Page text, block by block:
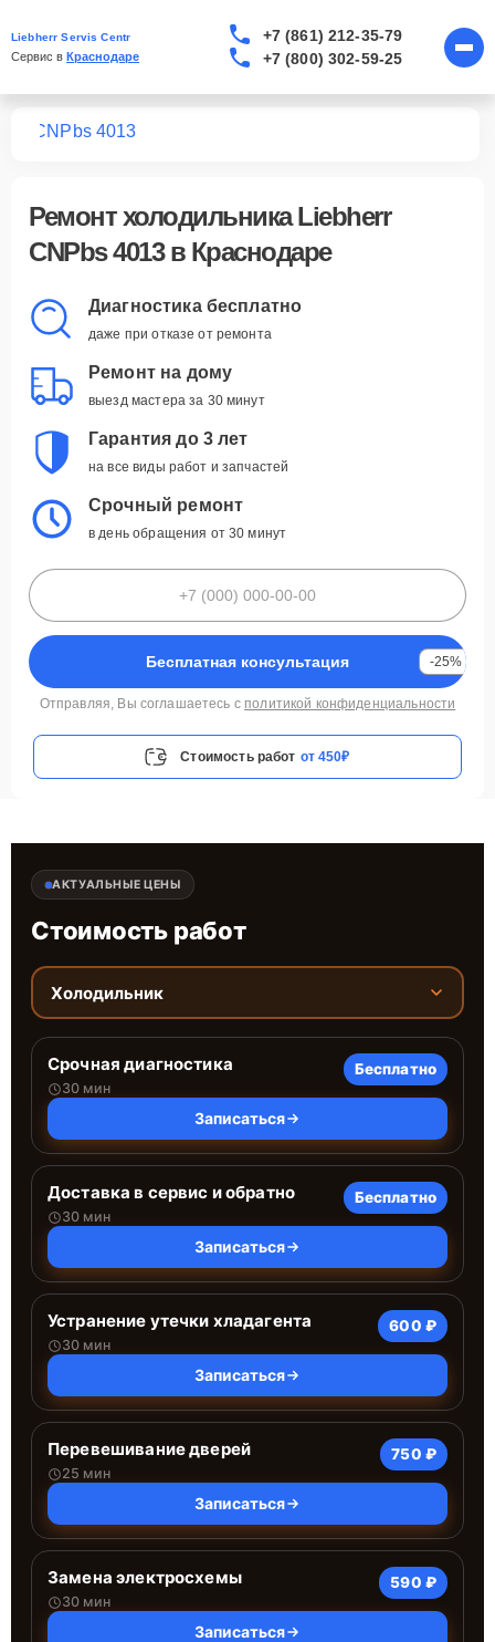
Liebherr Servis Centr
Сервис в Краснодаре
+7 (861) 212-35-79
+7 (800) 302-59-25
CNPbs 4013
Ремонтхолодильника Liebherr
CNPbs 4013в Краснодаре
Диагностика бесплатно
даже при отказе от ремонта
Ремонт на дому
выезд мастера за 30 минут
Гарантия до 3 лет
на все виды работ и запчастей
Срочный ремонт
в день обращения от 30 минут
Бесплатная консультация -25%
Отправляя, Вы соглашаетесь с политикой конфиденциальности
Стоимость работ от 450₽
АКТУАЛЬНЫЕ ЦЕНЫ
Стоимость работ
Холодильник
Срочная диагностика
30 мин
Бесплатно
Записаться
Доставка в сервис и обратно
30 мин
Бесплатно
Записаться
Устранение утечки хладагента
30 мин
600 ₽
Записаться
Перевешивание дверей
25 мин
750 ₽
Записаться
Замена электросхемы
30 мин
590 ₽
Записаться